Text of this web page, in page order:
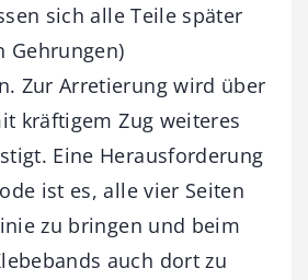
sich alle Teile später
Gehrungen)
Zur Arretierung wird über
kräftigem Zug weiteres
Eine Herausforderung
ist es, alle vier Seiten
zu bringen und beim
auch dort zu